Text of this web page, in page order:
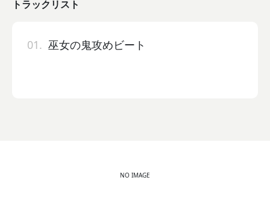
トラックリスト
01. 巫女の鬼攻めビート
NO IMAGE